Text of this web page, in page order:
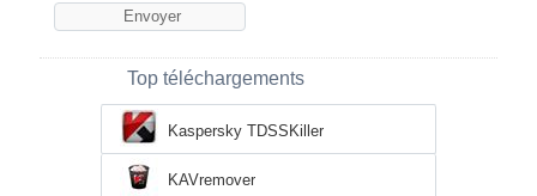
Top téléchargements
Kaspersky TDSSKiller
KAVremover